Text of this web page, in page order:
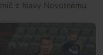
z hlavy Novotnému